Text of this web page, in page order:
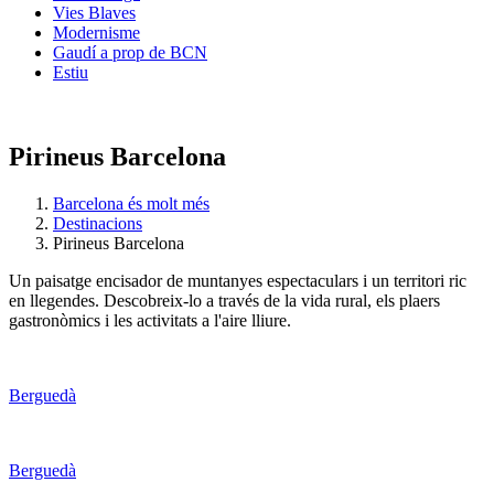
Vies Blaves
Modernisme
Gaudí a prop de BCN
Estiu
Pirineus Barcelona
Barcelona és molt més
Destinacions
Pirineus Barcelona
Un paisatge encisador de muntanyes espectaculars i un territori ric
en llegendes. Descobreix-lo a través de la vida rural, els plaers
gastronòmics i les activitats a l'aire lliure.
Berguedà
Berguedà